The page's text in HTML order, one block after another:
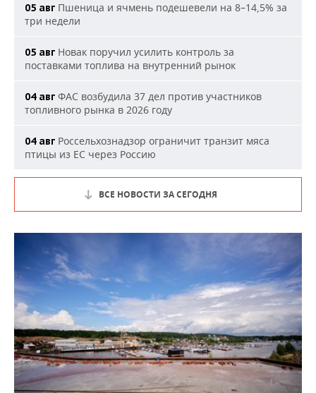
05 авг Пшеница и ячмень подешевели на 8–14,5% за
три недели
05 авг Новак поручил усилить контроль за
поставками топлива на внутренний рынок
04 авг ФАС возбудила 37 дел против участников
топливного рынка в 2026 году
04 авг Россельхознадзор ограничит транзит мяса
птицы из ЕС через Россию
ВСЕ НОВОСТИ ЗА СЕГОДНЯ